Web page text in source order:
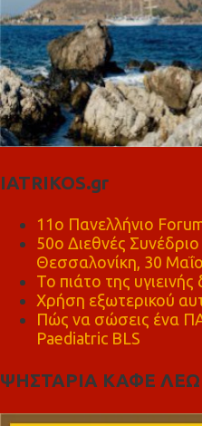
IATRIKOS.gr
11ο Πανελλήνιο
50ο Διεθνές
Θεσσαλονίκη, 30
Το πιάτο της
Χρήση εξωτερικού
Πώς να σώσεις ένα
Paediatric BLS
ΨΗΣΤΑΡΙΑ ΚΑΦΕ